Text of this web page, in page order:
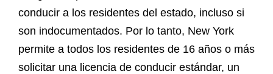
conducir a los residentes del estado, incluso si
son indocumentados. Por lo tanto, New York
permite a todos los residentes de 16 años o más
solicitar una licencia de conducir estándar, un